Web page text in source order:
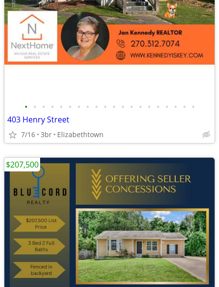
• • • • • • • • • • • • • • • • • • • •
403 Henry Street
7/16 3br Elizabethtown
$207,500